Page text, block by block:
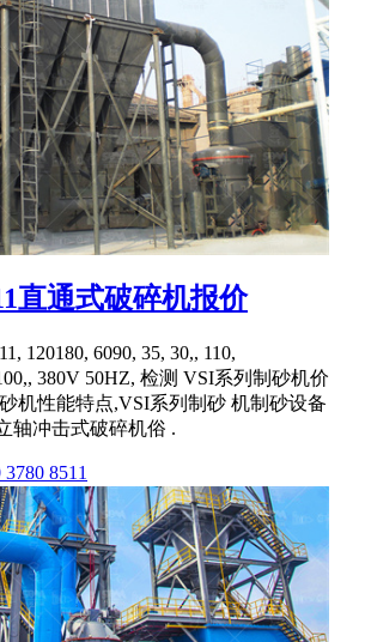
直通式破碎机报价
120180, 6090, 35, 30,, 110,
380V 50HZ, 检测 VSI系列制砂机价
机性能特点,VSI系列制砂 机制砂设备
轴冲击式破碎机俗 .
8511